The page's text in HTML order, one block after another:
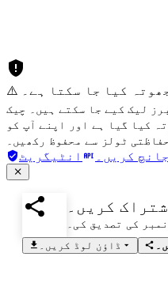
کیا جا سکتا ہے۔
لیک کیے جا سکتے ہیں۔ چیک
کیا گیا ہے اور اپنے آپ کو
ٹولز سے محفوظ رکھیں۔
کریں۔
کریں۔
کی تصدیق کی۔
ڈاؤن لوڈ کریں۔